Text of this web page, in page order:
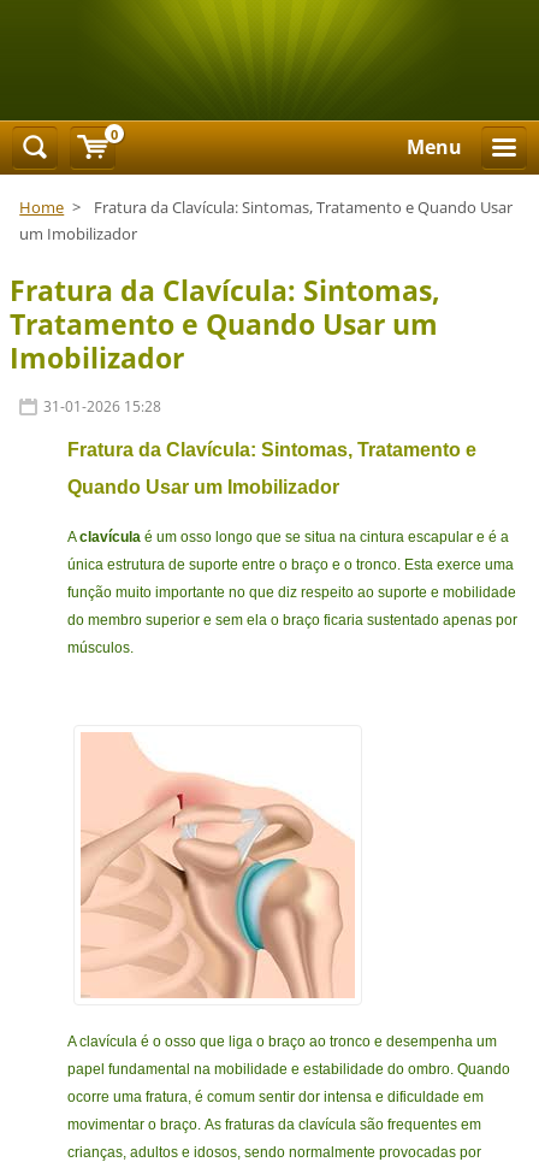
Menu
Home >
Fratura da Clavícula: Sintomas, Tratamento e Quando Usar
um Imobilizador
Fratura da Clavícula: Sintomas,
Tratamento e Quando Usar um
Imobilizador
31-01-2026 15:28
Fratura da Clavícula: Sintomas, Tratamento e
Quando Usar um Imobilizador
Aclavículaé um osso longo que se situa na cintura escapular e é a
única estrutura de suporte entre o braço e o tronco. Esta exerce uma
função muito importante no que diz respeito ao suporte e mobilidade
do membro superior e sem ela o braço ficaria sustentado apenas por
músculos.
A clavícula é o osso que liga o braço ao tronco e desempenha um
papel fundamental na mobilidade e estabilidade do ombro. Quando
ocorre uma fratura, é comum sentir dor intensa e dificuldade em
movimentar o braço.As fraturas da clavícula são frequentes em
crianças, adultos e idosos, sendo normalmente provocadas por
0